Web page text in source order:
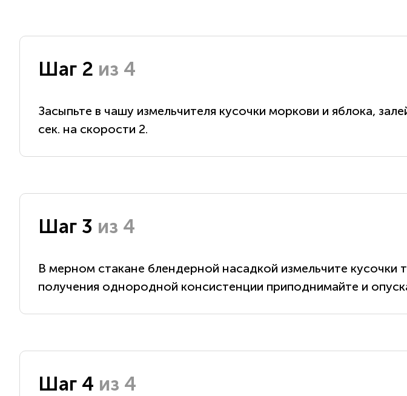
Шаг 2 из 4
Засыпьте в чашу измельчителя кусочки моркови и яблока,
сек. на скорости 2.
Шаг 3 из 4
В мерном стакане блендерной насадкой измельчите
получения однородной консистенции приподнимайте и
Шаг 4 из 4